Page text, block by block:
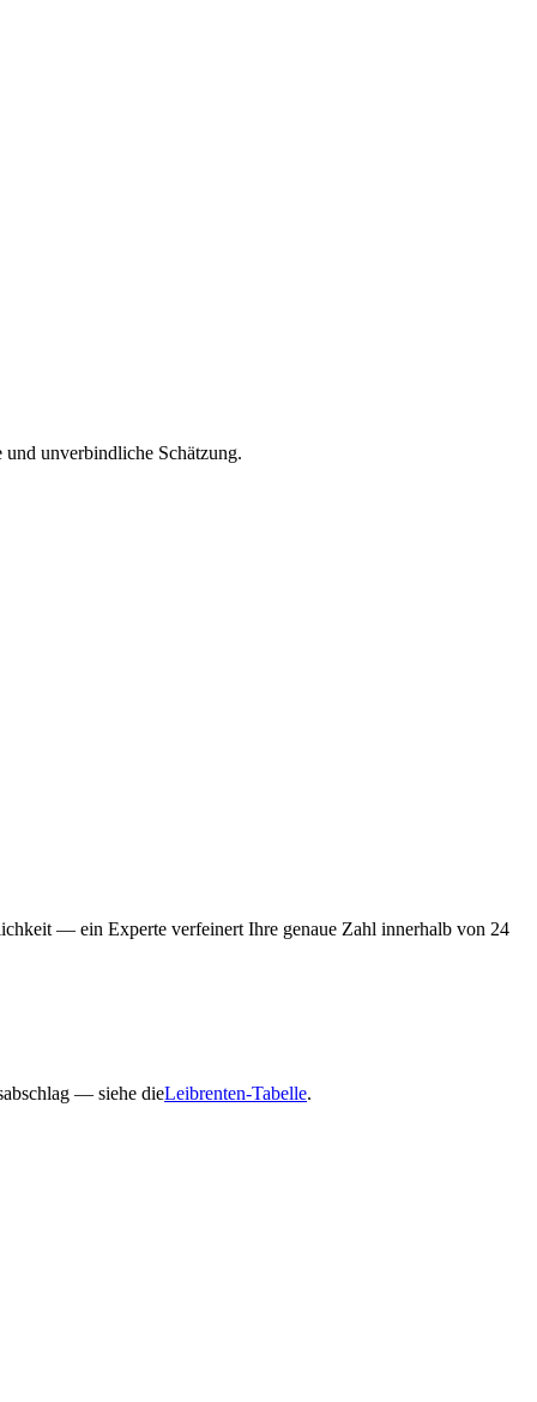
unverbindliche Schätzung.
— ein Experte verfeinert Ihre genaue Zahl innerhalb von 24
— siehe dieLeibrenten-Tabelle.